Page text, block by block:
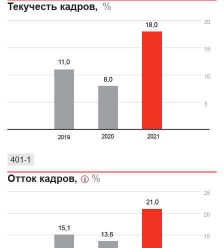
Текучесть кадров, %
401-1
Отток кадров, %